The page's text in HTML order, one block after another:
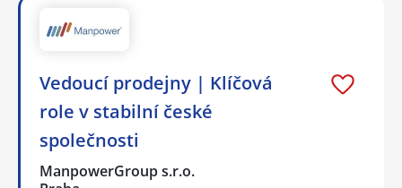
Vedoucí prodejny | Klíčová
role v stabilní české
společnosti
ManpowerGroup s.r.o.